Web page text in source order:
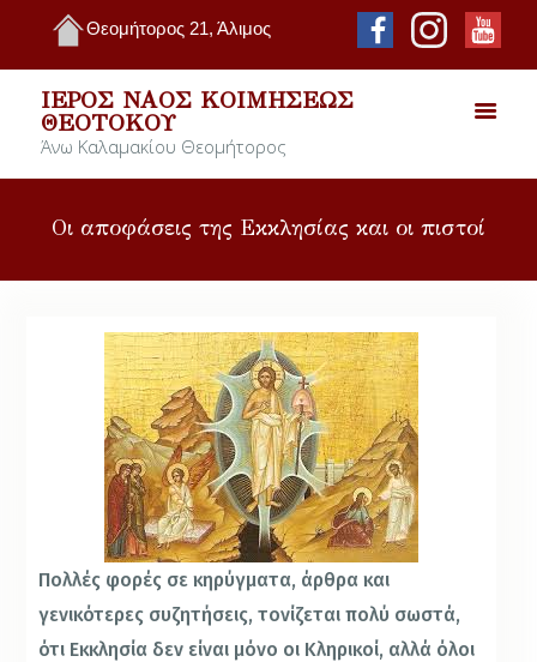
Θεομήτορος 21, Άλιμος
ΙΕΡΌΣ ΝΑΌΣ ΚΟΙΜΉΣΕΩΣ
ΘΕΟΤΌΚΟΥ
Άνω Καλαμακίου Θεομήτορος
Οι αποφάσεις της Εκκλησίας και οι πιστοί
Πολλές φορές σε κηρύγματα, άρθρα και
γενικότερες συζητήσεις, τονίζεται πολύ σωστά,
ότι Εκκλησία δεν είναι μόνο οι Κληρικοί, αλλά όλοι